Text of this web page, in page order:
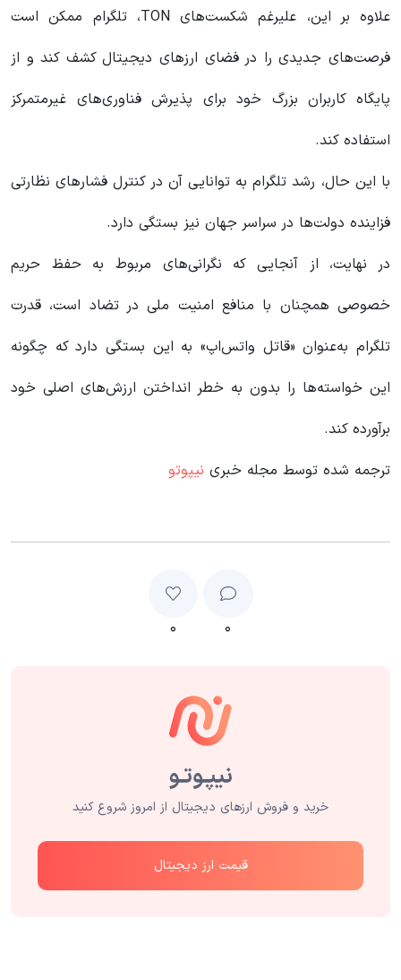
علاوه بر این، علیرغم شکست‌های TON، تلگرام ممکن است
فرصت‌های جدیدی را در فضای ارزهای دیجیتال کشف کند و از
پایگاه کاربران بزرگ خود برای پذیرش فناوری‌های غیرمتمرکز
استفاده کند.
با این حال، رشد تلگرام به توانایی آن در کنترل فشارهای نظارتی
فزاینده دولت‌ها در سراسر جهان نیز بستگی دارد.
در نهایت، از آنجایی که نگرانی‌های مربوط به حفظ حریم
خصوصی همچنان با منافع امنیت ملی در تضاد است، قدرت
تلگرام به‌عنوان «قاتل واتس‌اپ» به این بستگی دارد که چگونه
این خواسته‌ها را بدون به خطر انداختن ارزش‌های اصلی خود
برآورده کند.
ترجمه شده توسط مجله خبری نیپوتو
۰ ۰
خرید و فروش ارزهای دیجیتال از امروز شروع کنید
قیمت ارز دیجیتال